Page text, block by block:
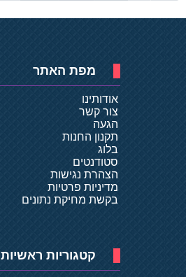
מפת האתר
אודותינו
צור קשר
הגעה
תקנון החנות
בלוג
סטודנטים
הצהרת נגישות
מדיניות פרטיות
בקשת מחיקת נתונים
קטגוריות ראשיות